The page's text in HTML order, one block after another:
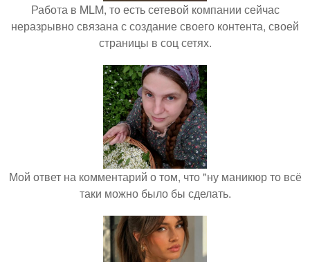
Работа в MLM, то есть сетевой компании сейчас
неразрывно связана с создание своего контента, своей
страницы в соц сетях.
Мой ответ на комментарий о том, что "ну маникюр то всё
таки можно было бы сделать.